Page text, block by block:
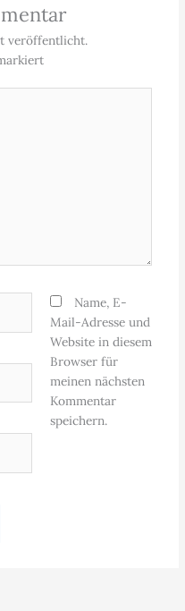
veröffentlicht.
Name, E-
Mail-Adresse und
Website in diesem
Browser für
meinen nächsten
Kommentar
speichern.